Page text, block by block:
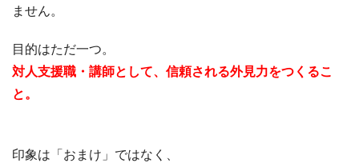
ません。
目的はただ一つ。
対人支援職・講師として、信頼される外見力をつくるこ
と。
印象は「おまけ」ではなく、